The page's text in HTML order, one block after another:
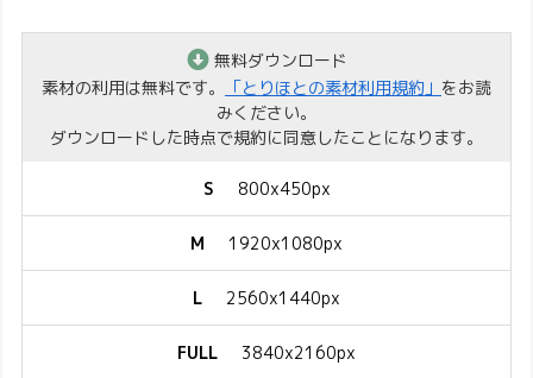
無料ダウンロード
素材の利用は無料です。
「とりほとの素材利用規約」 をお読
みください。
ダウンロードした時点で規約に同意したことになります。
S 800x450px
M 1920x1080px
L 2560x1440px
FULL 3840x2160px